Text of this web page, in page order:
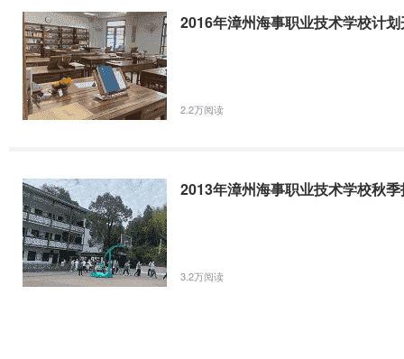
2016年漳州海事职业技术学校计
2.2万阅读
2013年漳州海事职业技术学校秋
3.2万阅读